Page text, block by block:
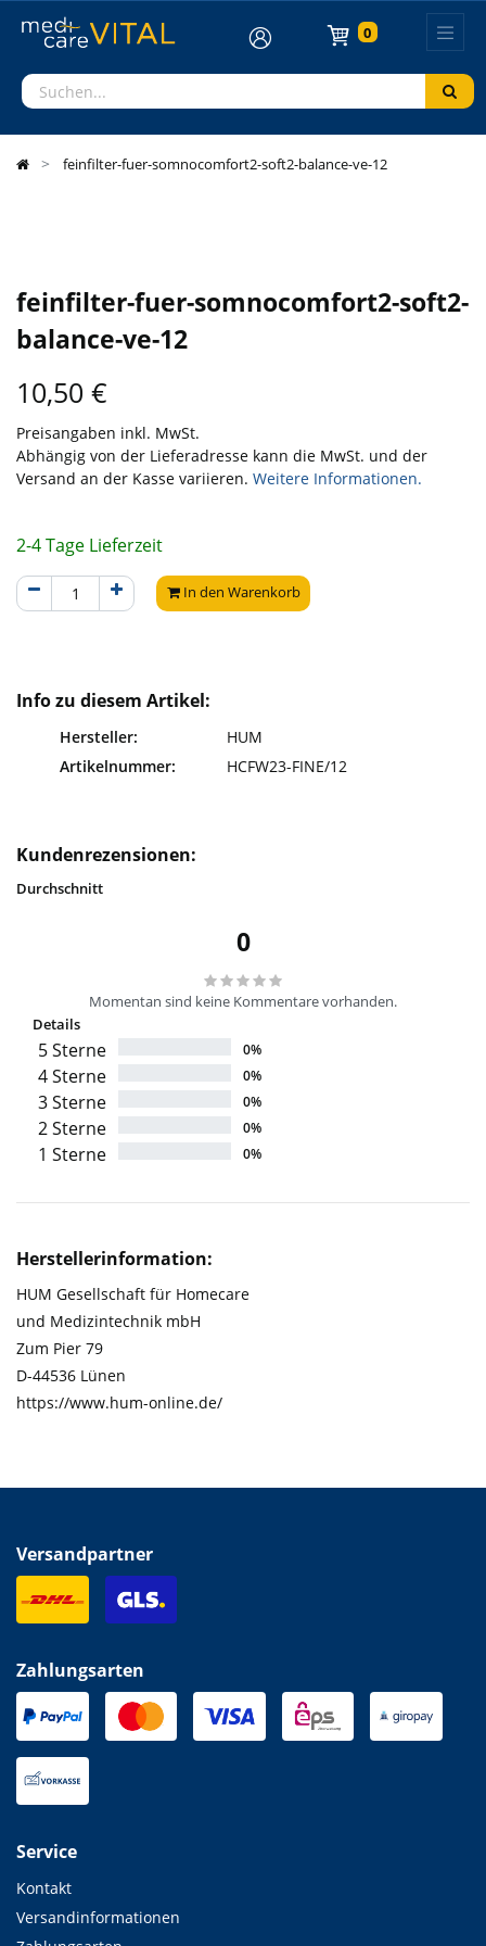
0
feinfilter-fuer-somnocomfort2-soft2-balance-ve-12
feinfilter-fuer-somnocomfort2-soft2-
balance-ve-12
10,50 €
Preisangaben inkl. MwSt.
Abhängig von der Lieferadresse kann die MwSt. und der
Versand an der Kasse variieren. Weitere Informationen.
2-4 Tage Lieferzeit
In den Warenkorb
Info zu diesem Artikel:
Hersteller:
HUM
Artikelnummer:
HCFW23-FINE/12
Kundenrezensionen:
Durchschnitt
0
Momentan sind keine Kommentare vorhanden.
Details
5 Sterne 0%
4 Sterne 0%
3 Sterne 0%
2 Sterne 0%
1 Sterne 0%
Herstellerinformation:
HUM Gesellschaft für Homecare
und Medizintechnik mbH
Zum Pier 79
D-44536 Lünen
https://www.hum-online.de/
Versandpartner
Zahlungsarten
Service
Kontakt
Versandinformationen